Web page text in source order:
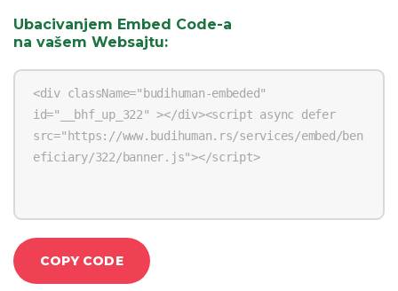
Ubacivanjem Embed Code-a
na vašem Websajtu:
COPY CODE